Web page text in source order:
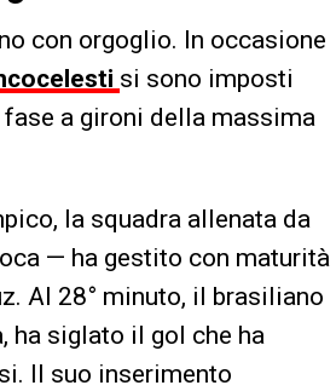
con orgoglio. In occasione
si sono imposti
a gironi della massima
la squadra allenata da
— ha gestito con maturità
Al 28° minuto, il brasiliano
ha siglato il gol che ha
Il suo inserimento